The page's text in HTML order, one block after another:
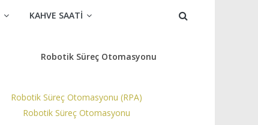
KAHVE SAATI
Robotik Süreç Otomasyonu
Robotik Süreç Otomasyonu (RPA)
Robotik Süreç Otomasyonu